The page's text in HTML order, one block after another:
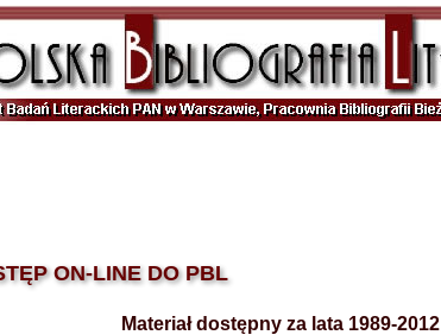
ON-LINE DO PBL
Materiał dostępny za lata 1989-2012